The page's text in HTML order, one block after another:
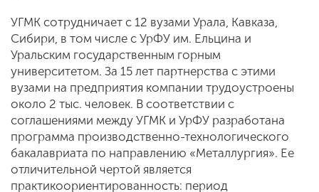
УГМК сотрудничает с 12 вузами Урала, Кавказа,
Сибири, в том числе с УрФУ им. Ельцина и
Уральским государственным горным
университетом. За 15 лет партнерства с этими
вузами на предприятия компании трудоустроены
около 2 тыс. человек. В соответствии с
соглашениями между УГМК и УрФУ разработана
программа производственно-технологического
бакалавриата по направлению «Металлургия». Ее
отличительной чертой является
практикоориентированность: период